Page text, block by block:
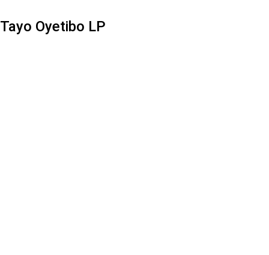
Tayo Oyetibo LP